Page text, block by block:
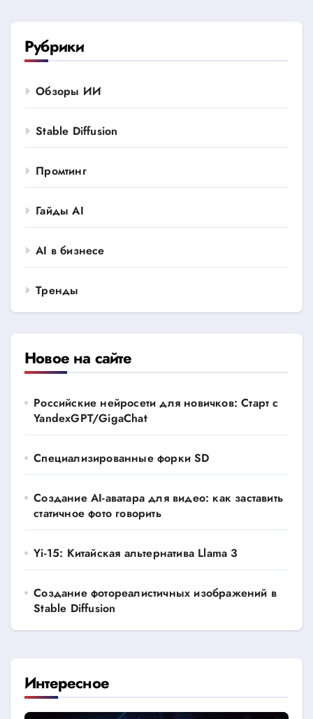
Рубрики
Обзоры ИИ
Stable Diffusion
Промтинг
Гайды AI
AI в бизнесе
Тренды
Новое на сайте
Российские нейросети для новичков: Старт с
YandexGPT/GigaChat
Специализированные форки SD
Создание AI-аватара для видео: как заставить
статичное фото говорить
Yi-15: Китайская альтернатива Llama 3
Создание фотореалистичных изображений в
Stable Diffusion
Интересное